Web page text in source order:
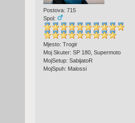
Postova: 715
Spol:
Mjesto: Trogir
Moj Skuter: SP 180, Supermoto
MojSetup: SabijatoR
MojSpuh: Malossi